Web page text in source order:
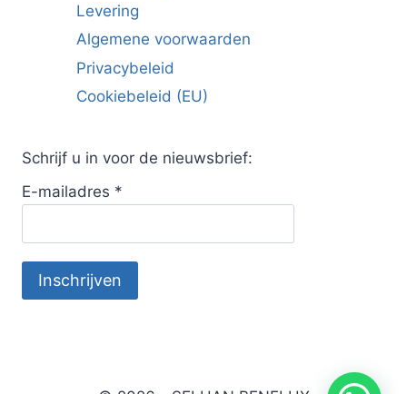
Levering
Algemene voorwaarden
Privacybeleid
Cookiebeleid (EU)
Schrijf u in voor de nieuwsbrief:
E-mailadres *